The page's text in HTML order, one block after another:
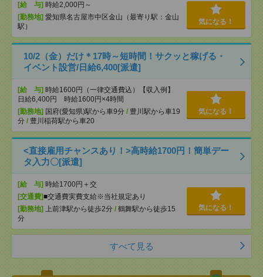
[給 与] 時給2,000円～
[勤務地] 愛知県名古屋市中区金山（最寄り駅：金山
駅）
気になる！
10/2（金）だけ＊17時～短時間！サクッと稼げる・
イベント設営/日給6,400[派遣]
[給 与] 時給1600円（一律交通費込）【収入例】
日給6,400円 時給1600円×4時間
[勤務地] 国府(愛知県)駅から車9分 / 豊川駅から車19
分 / 豊川稲荷駅から車20
気になる！
<直接雇用チャンスあり！>高時給1700円！簡単デー
タ入力〇[派遣]
[給 与] 時給1700円＋交
[交通費]■交通費実費支給※当社規定あり
[勤務地] 上前津駅から徒歩2分 / 鶴舞駅から徒歩15
分
気になる！
すべて見る